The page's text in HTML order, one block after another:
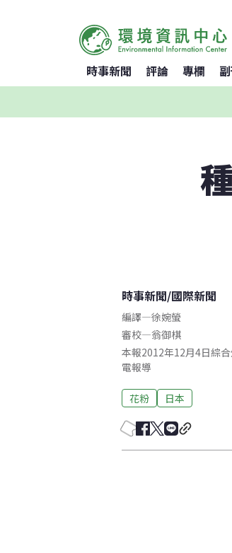
時事新聞 評論 專欄
時事新聞/國際新聞
編譯—徐婉螢
審校—翁御棋
本報2012年12月4日綜
電報導
花粉 日本